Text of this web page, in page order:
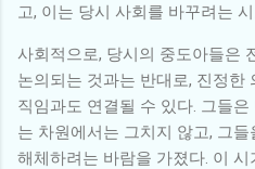
고, 이는 당시 사회를 바꾸려는
사회적으로, 당시의 중도아들은
논의되는 것과는 반대로, 진정한
직임과도 연결될 수 있다. 그들
는 차원에서는 그치지 않고, 그
해체하려는 바람을 가졌다. 이